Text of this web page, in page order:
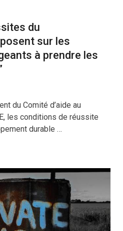
du
sur les
à prendre les
du Comité d’aide au
les conditions de réussite
durable …